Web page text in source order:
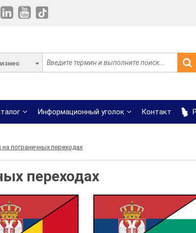
Информационный уголок Контакт
пограничных переходах
переходах